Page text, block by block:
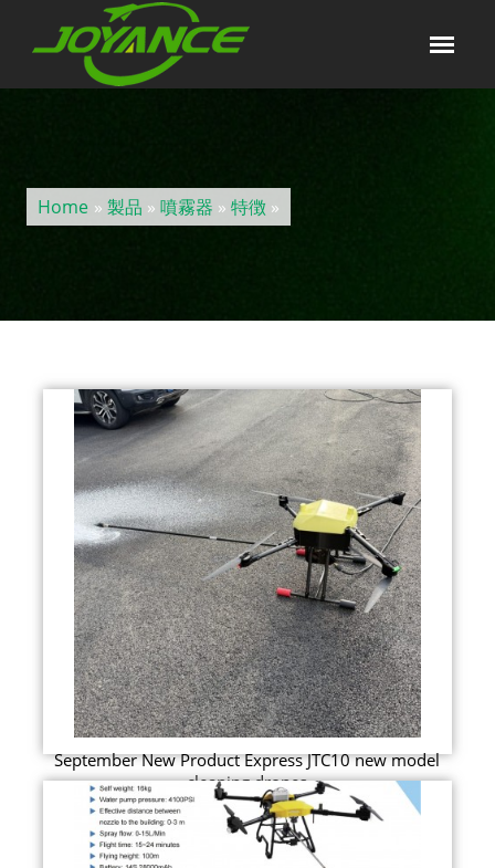
Home » 製品 » 噴霧器 » 特徴»
September New Product Express JTC10 new model
cleaning drones